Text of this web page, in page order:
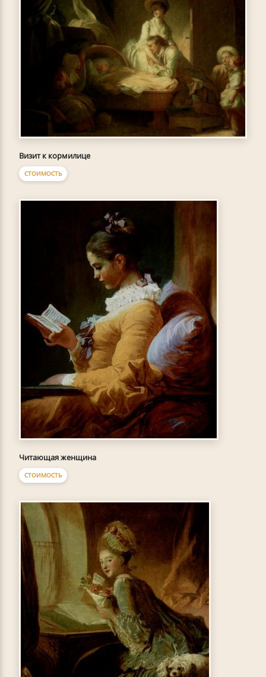
Визит к кормилице
СТОИМОСТЬ
Читающая женщина
СТОИМОСТЬ